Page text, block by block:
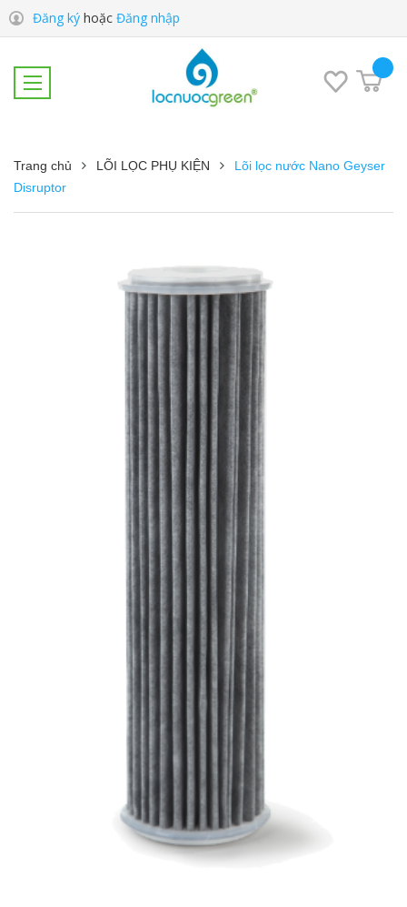
Đăng ký hoặc Đăng nhập
Trang chủ LÕI LỌC PHỤ KIỆN
Lõi lọc nước Nano Geyser
Disruptor